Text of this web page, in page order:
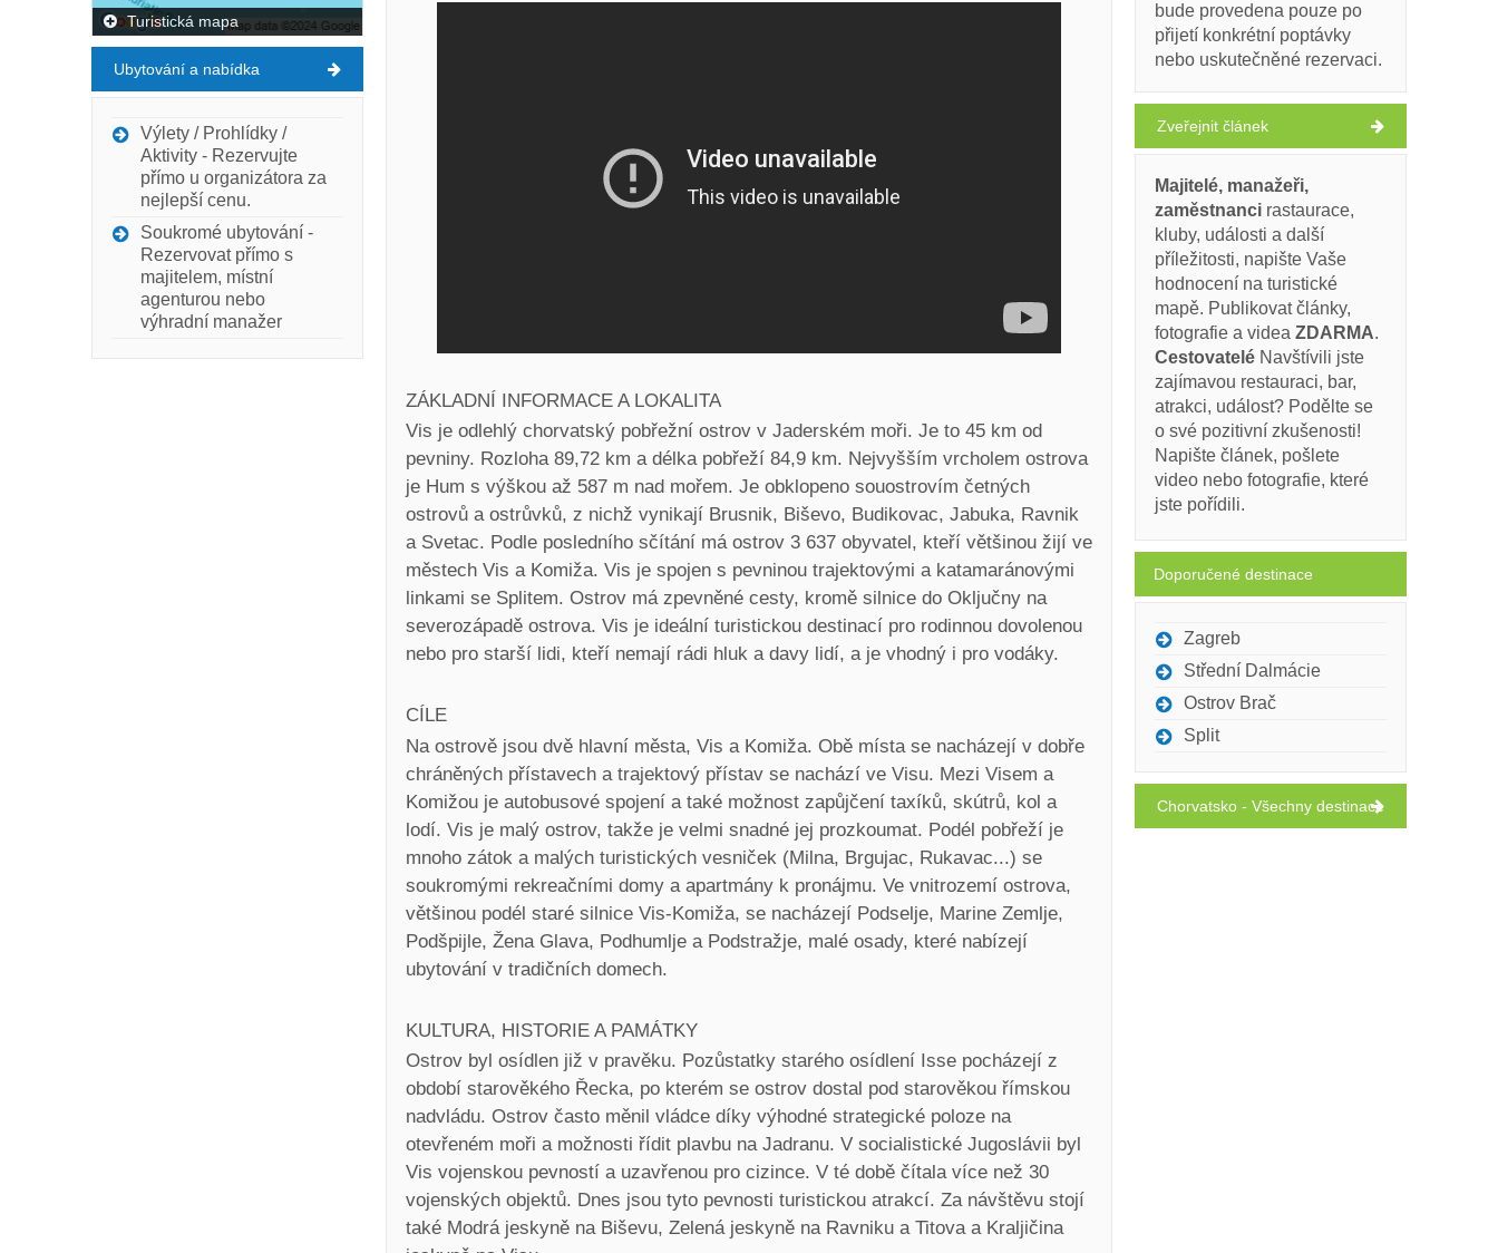
ZÁKLADNÍ INFORMACE A LOKALITA
Vis je odlehlý chorvatský pobřežní ostrov v Jaderském moři. Je to 45 km od
pevniny. Rozloha 89,72 km a délka pobřeží 84,9 km. Nejvyšším vrcholem ostrova
je Hum s výškou až 587 m nad mořem. Je obklopeno souostrovím četných
ostrovů a ostrůvků, z nichž vynikají Brusnik, Biševo, Budikovac, Jabuka, Ravnik
a Svetac. Podle posledního sčítání má ostrov 3 637 obyvatel, kteří většinou žijí ve
městech Vis a Komiža. Vis je spojen s pevninou trajektovými a katamaránovými
linkami se Splitem. Ostrov má zpevněné cesty, kromě silnice do Oključny na
severozápadě ostrova. Vis je ideální turistickou destinací pro rodinnou dovolenou
nebo pro starší lidi, kteří nemají rádi hluk a davy lidí, a je vhodný i pro vodáky.
CÍLE
Na ostrově jsou dvě hlavní města, Vis a Komiža. Obě místa se nacházejí v dobře
chráněných přístavech a trajektový přístav se nachází ve Visu. Mezi Visem a
Komižou je autobusové spojení a také možnost zapůjčení taxíků, skútrů, kol a
lodí. Vis je malý ostrov, takže je velmi snadné jej prozkoumat. Podél pobřeží je
mnoho zátok a malých turistických vesniček (Milna, Brgujac, Rukavac...) se
soukromými rekreačními domy a apartmány k pronájmu. Ve vnitrozemí ostrova,
většinou podél staré silnice Vis-Komiža, se nacházejí Podselje, Marine Zemlje,
Podšpijle, Žena Glava, Podhumlje a Podstražje, malé osady, které nabízejí
ubytování v tradičních domech.
KULTURA, HISTORIE A PAMÁTKY
Ostrov byl osídlen již v pravěku. Pozůstatky starého osídlení Isse pocházejí z
období starověkého Řecka, po kterém se ostrov dostal pod starověkou římskou
nadvládu. Ostrov často měnil vládce díky výhodné strategické poloze na
otevřeném moři a možnosti řídit plavbu na Jadranu. V socialistické Jugoslávii byl
Vis vojenskou pevností a uzavřenou pro cizince. V té době čítala více než 30
vojenských objektů. Dnes jsou tyto pevnosti turistickou atrakcí. Za návštěvu stojí
také Modrá jeskyně na Biševu, Zelená jeskyně na Ravniku a Titova a Kraljičina
Turistická mapa
Ubytování a nabídka
Výlety / Prohlídky /
Aktivity - Rezervujte
přímo u organizátora za
nejlepší cenu.
Soukromé ubytování -
Rezervovat přímo s
majitelem, místní
agenturou nebo
výhradní manažer
bude provedena pouze po
přijetí konkrétní poptávky
nebo uskutečněné rezervaci.
Zveřejnit článek
Majitelé, manažeři,
zaměstnanci rastaurace,
kluby, události a další
příležitosti, napište Vaše
hodnocení na turistické
mapě. Publikovat články,
fotografie a videa ZDARMA.
Cestovatelé Navštívili jste
zajímavou restauraci, bar,
atrakci, událost? Podělte se
o své pozitivní zkušenosti!
Napište článek, pošlete
video nebo fotografie, které
jste pořídili.
Doporučené destinace
Zagreb
Střední Dalmácie
Ostrov Brač
Split
Chorvatsko - Všechny destinace